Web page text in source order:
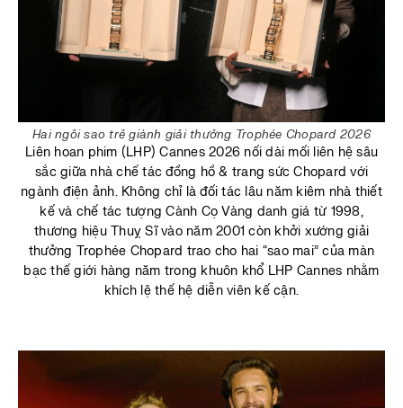
Hai ngôi sao trẻ giành giải thưởng Trophée Chopard 2026
Liên hoan phim (LHP) Cannes 2026 nối dài mối liên hệ sâu
sắc giữa nhà chế tác đồng hồ & trang sức Chopard với
ngành điện ảnh. Không chỉ là đối tác lâu năm kiêm nhà thiết
kế và chế tác tượng Cành Cọ Vàng danh giá từ 1998,
thương hiệu Thuỵ Sĩ vào năm 2001 còn khởi xướng giải
thưởng Trophée Chopard trao cho hai “sao mai” của màn
bạc thế giới hàng năm trong khuôn khổ LHP Cannes nhằm
khích lệ thế hệ diễn viên kế cận.